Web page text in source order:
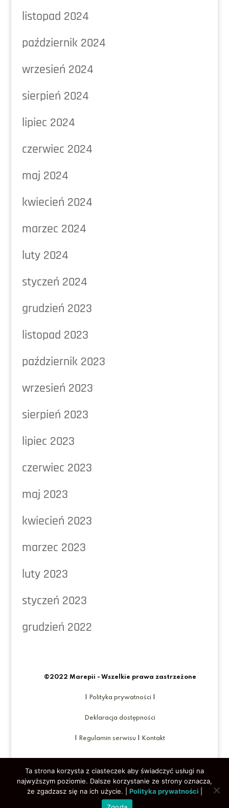
listopad 2024
październik 2024
wrzesień 2024
sierpień 2024
lipiec 2024
czerwiec 2024
maj 2024
kwiecień 2024
marzec 2024
luty 2024
styczeń 2024
grudzień 2023
listopad 2023
październik 2023
wrzesień 2023
sierpień 2023
lipiec 2023
czerwiec 2023
maj 2023
kwiecień 2023
marzec 2023
luty 2023
styczeń 2023
grudzień 2022
©2022 Marepii - Wszelkie prawa zastrzeżone
Polityka prywatności|
Deklaracja dostępności
Regulamin serwisu Kontakt
Ta strona korzysta z ciasteczek aby świadczyć usługi na
najwyższym poziomie. Dalsze korzystanie ze strony oznacza,
że zgadzasz się na ich użycie. | Polityka prywatności